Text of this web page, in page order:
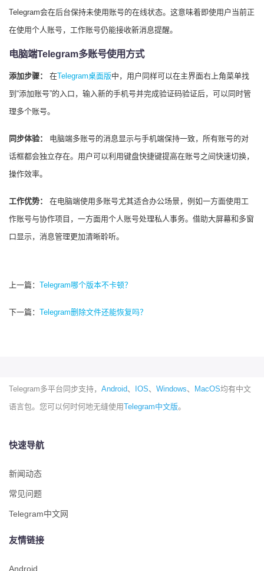
Telegram会在后台保持未使用账号的在线状态。这意味着即使用户当前正
在使用个人账号，工作账号仍能接收新消息提醒。
电脑端Telegram多账号使用方式
添加步骤： 在Telegram桌面版中，用户同样可以在主界面右上角菜单找
到“添加账号”的入口，输入新的手机号并完成验证码验证后，可以同时管
理多个账号。
同步体验：
电脑端多账号的消息显示与手机端保持一致，所有账号的对
话框都会独立存在。用户可以利用键盘快捷键提高在账号之间快速切换，
操作效率。
工作优势：
在电脑端使用多账号尤其适合办公场景，例如一方面使用工
作账号与协作项目，一方面用个人账号处理私人事务。借助大屏幕和多窗
口显示，消息管理更加清晰聆听。
上一篇： Telegram哪个版本不卡顿？
下一篇： Telegram删除文件还能恢复吗？
Telegram多平台同步支持， Android、 IOS、 Windows、 MacOS均有中文
语言包。您可以何时何地无缝使用Telegram中文版。
快速导航
新闻动态
常见问题
Telegram中文网
友情链接
Android